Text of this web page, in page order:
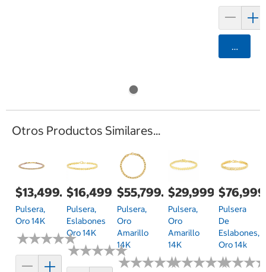
Otros Productos Similares...
$13,499.00
Pulsera,
Oro 14K
★★★★★
★★★★★
$16,499.00
Pulsera,
Eslabones
Oro 14K
★★★★★
★★★★★
$55,799.00
Pulsera,
Oro
Amarillo
14K
★★★★★
★★★★★
$29,999.00
Pulsera,
Oro
Amarillo
14K
★★★★★
★★★★★
Pulsera
De
Eslabones,
Oro 14k
★★★
★★★